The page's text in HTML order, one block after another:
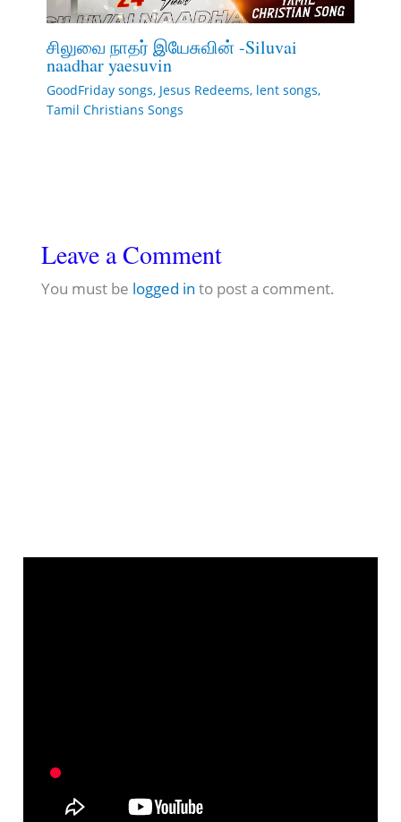
சிலுவை நாதர் இயேசுவின் -Siluvai
naadhar yaesuvin
GoodFriday songs, Jesus Redeems, lent songs,
Tamil Christians Songs
Leave a Comment
You must be logged in to post a comment.